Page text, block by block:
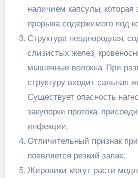
наличием капсулы,
прорыва содержимого под
Структура неоднородная,
слизистых желез,
мышечные волокна. При
структуру входит сальная
Существует опасность
закупорки протока,
инфекции.
Отличительный признак
появляется резкий запах.
Жировики могут расти